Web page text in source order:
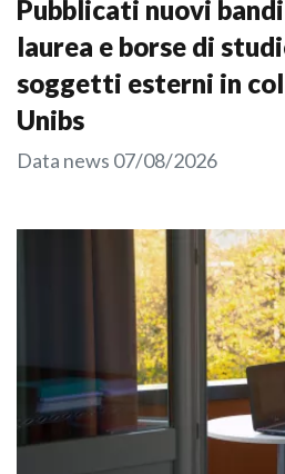
Pubblicati nuovi
laurea e borse di
soggetti esterni in
Unibs
Data news 07/08/2026